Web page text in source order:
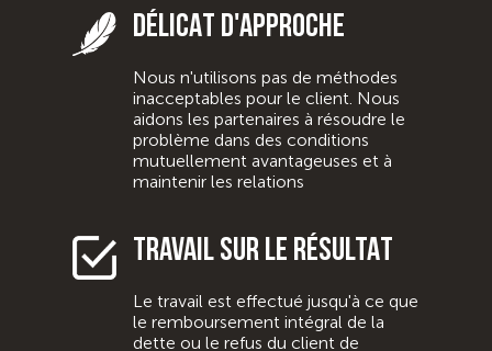
DÉLICAT D'APPROCHE
Nous n'utilisons pas de méthodes
inacceptables pour le client. Nous
aidons les partenaires à résoudre le
problème dans des conditions
mutuellement avantageuses et à
maintenir les relations
TRAVAIL SUR LE RÉSULTAT
Le travail est effectué jusqu'à ce que
le remboursement intégral de la
dette ou le refus du client de